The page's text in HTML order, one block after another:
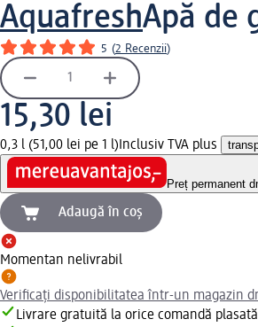
AquafreshApă de
5 (2 Recenzii)
15,30 lei
0,3 l (51,00 lei pe 1 l) Inclusiv TVA plus
Preț permanent
Adaugă în coș
Momentan nelivrabil
Verificați disponibilitatea într-un magazin
Livrare gratuită la orice comandă